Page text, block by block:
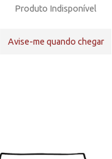
Produto Indisponível
Avise-me quando chegar